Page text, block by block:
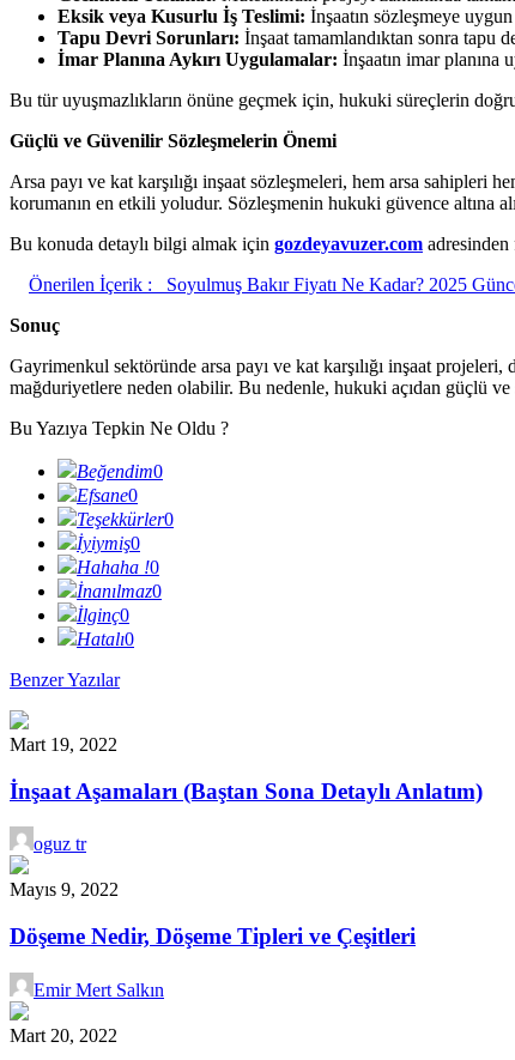
Eksik veya Kusurlu İş Teslimi: İnşaatın sözleşmeye
Tapu Devri Sorunları: İnşaat tamamlandıktan sonra tapu
İmar Planına Aykırı Uygulamalar: İnşaatın imar planına
Bu tür uyuşmazlıkların önüne geçmek için, hukuki süreçlerin
Güçlü ve Güvenilir Sözleşmelerin Önemi
Arsa payı ve kat karşılığı inşaat sözleşmeleri, hem arsa sahipleri
korumanın en etkili yoludur. Sözleşmenin hukuki güvence altına
Bu konuda detaylı bilgi almak için gozdeyavuzer.com adresinden
Önerilen İçerik :
Soyulmuş Bakır Fiyatı Ne Kadar? 2025
Sonuç
Gayrimenkul sektöründe arsa payı ve kat karşılığı inşaat
mağduriyetlere neden olabilir. Bu nedenle, hukuki açıdan güçlü ve
Bu Yazıya Tepkin Ne Oldu ?
Beğendim0
Efsane0
Teşekkürler0
İyiymiş0
Hahaha !0
İnanılmaz0
İlginç0
Hatalı0
Benzer Yazılar
Mart 19, 2022
İnşaat Aşamaları (Baştan Sona Detaylı Anlatım)
oguz tr
Mayıs 9, 2022
Döşeme Nedir, Döşeme Tipleri ve Çeşitleri
Emir Mert Salkın
Mart 20, 2022